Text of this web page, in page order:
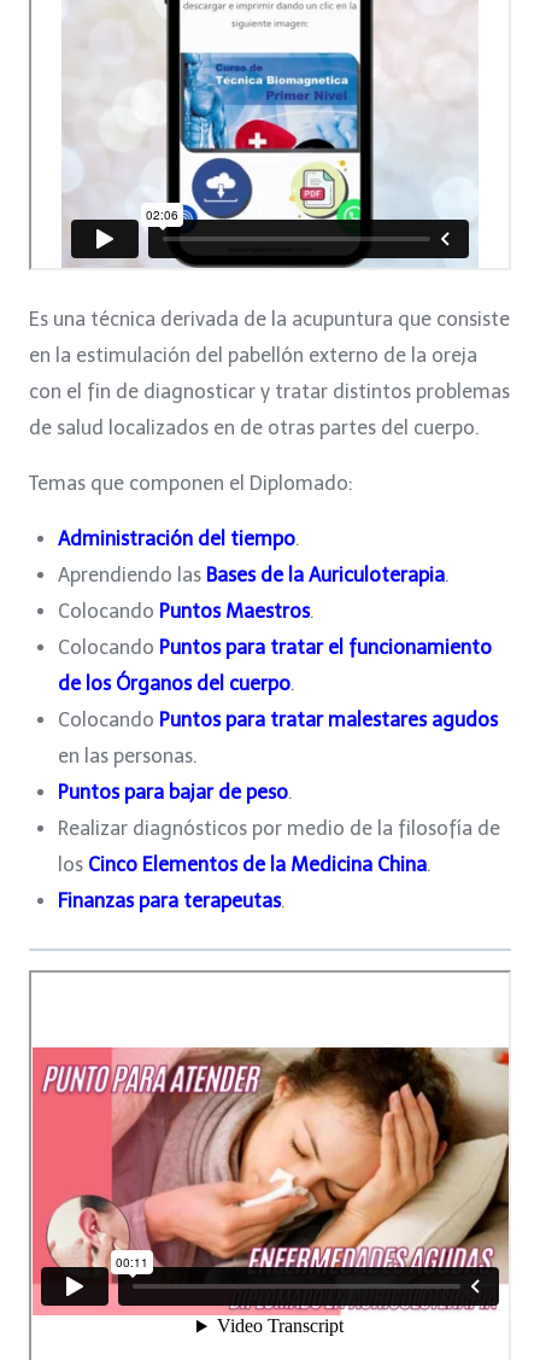
Es una técnica derivada de la acupuntura que consiste
en la estimulación del pabellón externo de la oreja
con el fin de diagnosticar y tratar distintos problemas
de salud localizados en de otras partes del cuerpo.
Temas que componen el Diplomado:
Administración del tiempo.
Aprendiendo las Bases de la Auriculoterapia.
Colocando Puntos Maestros.
Colocando Puntos para tratar el funcionamiento
de los Órganos del cuerpo.
Colocando Puntos para tratar malestares agudos
en las personas.
Puntos para bajar de peso.
Realizar diagnósticos por medio de la filosofía de
los Cinco Elementos de la Medicina China.
Finanzas para terapeutas.